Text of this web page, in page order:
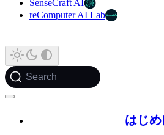
SenseCraft AI
reComputer AI Lab
Search
はじめ